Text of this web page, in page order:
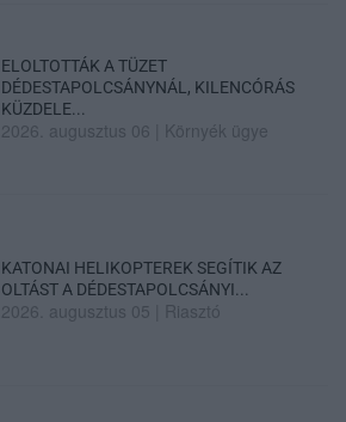
ELOLTOTTÁK A TÜZET
DÉDESTAPOLCSÁNYNÁL, KILENCÓRÁS
KÜZDELE...
2026. augusztus 06 Környék ügye
KATONAI HELIKOPTEREK SEGÍTIK AZ
OLTÁST A DÉDESTAPOLCSÁNYI...
2026. augusztus 05 Riasztó